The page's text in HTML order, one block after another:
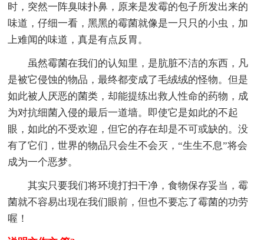
时，突然一阵臭味扑鼻，原来是发霉的包子所发出来的
味道，仔细一看，黑黑的霉菌就像是一只只的小虫，加
上难闻的味道，真是有点反胃。
虽然霉菌在我们的认知里，是肮脏不洁的东西，凡
是被它侵蚀的物品，最终都变成了毛绒绒的怪物。但是
如此被人厌恶的菌类，却能提练出救人性命的药物，成
为对抗细菌入侵的最后一道墙。即使它是如此的不起
眼，如此的不受欢迎，但它的存在却是不可或缺的。没
有了它们，世界的物品只会生不会灭，“生生不息”将会
成为一个恶梦。
其实只要我们将环境打扫干净，食物保存妥当，霉
菌就不容易出现在我们眼前，但也不要忘了霉菌的功劳
喔！